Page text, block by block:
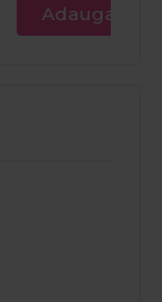
Adauga in